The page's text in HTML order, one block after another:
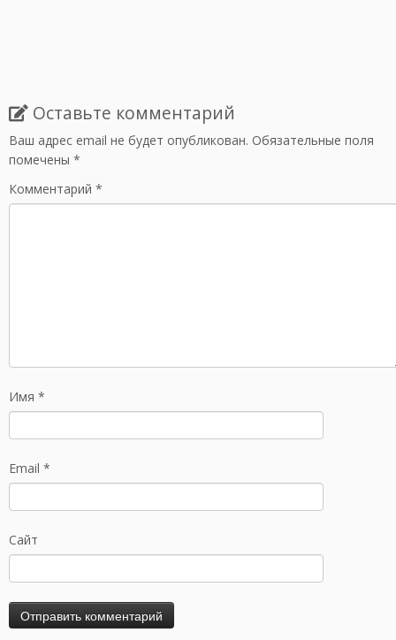
Оставьте комментарий
Ваш адрес email не будет опубликован. Обязательные поля
помечены *
Комментарий *
Имя *
Email *
Сайт